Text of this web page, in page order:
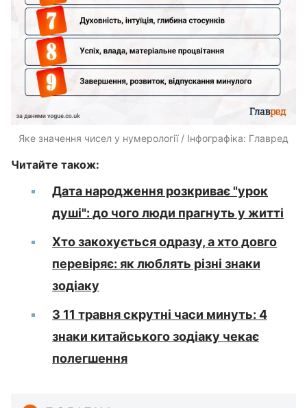
Яке значення чисел у нумерології / Інфографіка: Главред
Читайте також:
Дата народження розкриває "урок
душі": до чого люди прагнуть у житті
Хто закохується одразу, а хто довго
перевіряє: як люблять різні знаки
зодіаку
З 11 травня скрутні часи минуть: 4
знаки китайського зодіаку чекає
полегшення